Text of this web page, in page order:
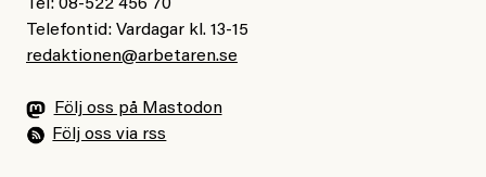
Tel: 08-522 456 70
Telefontid: Vardagar kl. 13-15
redaktionen@arbetaren.se
Följ oss på Mastodon
Följ oss via rss